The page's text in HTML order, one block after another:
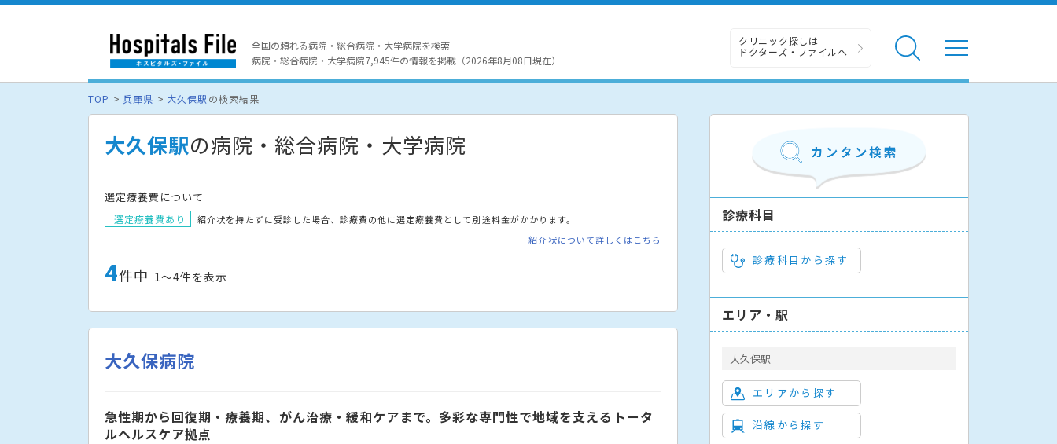
全国の頼れる病院・総合病院・大学病院を検索
病院・総合病院・大学病院7,945件の情報を掲載（2026年8月08日現在）
クリニック探しは
ドクターズ・ファイルへ
TOP 兵庫県 大久保駅 の検索結果
大久保駅の病院・総合病院・大学病院
選定療養費について
選定療養費あり
紹介状を持たずに受診した場合、診療費の他に選定療養費として別途料金がかかります。
紹介状について詳しくはこちら
4件中 1〜4件を表示
大久保病院
急性期から回復期・療養期、がん治療・緩和ケアまで。多彩な専門性で地域を支えるトータ
ルヘルスケア拠点
診療科目
診療科目から探す
エリア・駅
大久保駅
エリアから探す
沿線から探す